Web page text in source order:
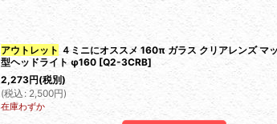
アウトレット ４ミニにオススメ 160π ガラス クリアレンズ
型ヘッドライト φ160 [Q2-3CRB]
2,273円(税別)
(税込 : 2,500円)
在庫わずか